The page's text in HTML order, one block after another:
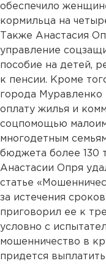
обеспечило
кормильца на
Также Анастасия
управление
пособие на детей,
к пенсии. Кроме
города Муравленко
оплату жилья и
соцпомощью
многодетным
бюджета более 130
Анастасии Опря
статье
за истечения
приговорил ее к
условно с
мошенничество в
придется